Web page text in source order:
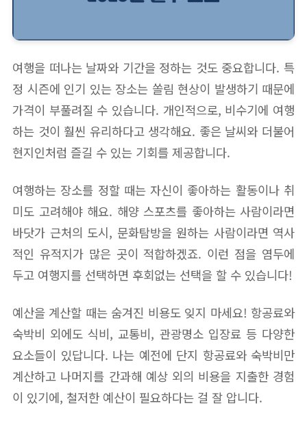
여행을 떠나는 날짜와 기간을 정하는 것도 중요합니다. 특
정 시즌에 인기 있는 장소는 쏠림 현상이 발생하기 때문에
가격이 부풀려질 수 있습니다. 개인적으로, 비수기에 여행
하는 것이 훨씬 유리하다고 생각해요. 좋은 날씨와 더불어
현지인처럼 즐길 수 있는 기회를 제공합니다.
여행하는 장소를 정할 때는 자신이 좋아하는 활동이나 취
미도 고려해야 해요. 해양 스포츠를 좋아하는 사람이라면
바닷가 근처의 도시, 문화탐방을 원하는 사람이라면 역사
적인 유적지가 많은 곳이 적합하겠죠. 이런 점을 염두에
두고 여행지를 선택하면 후회없는 선택을 할 수 있습니다!
예산을 계산할 때는 숨겨진 비용도 잊지 마세요! 항공료와
숙박비 외에도 식비, 교통비, 관광명소 입장료 등 다양한
요소들이 있답니다. 나는 예전에 단지 항공료와 숙박비만
계산하고 나머지를 간과해 예상 외의 비용을 지출한 경험
이 있기에, 철저한 예산이 필요하다는 걸 잘 압니다.